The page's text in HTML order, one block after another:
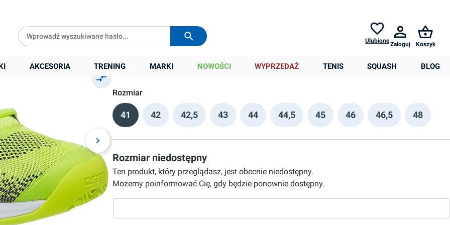
UlubioneZaloguj Koszyk
AKCESORIA TRENING MARKI NOWOŚCI WYPRZEDAŻ TENIS SQUASH BLOG
Cena sugerowana:499,00 zł
Rozmiar
41 42 42,5 43 44 44,5 45 46 46,5 48
Rozmiar niedostępny
Ten produkt, który przeglądasz, jest obecnie niedostępny.
Możemy poinformować Cię, gdy będzie ponownie dostępny.